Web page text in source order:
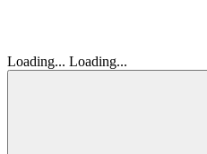
Loading... Loading...